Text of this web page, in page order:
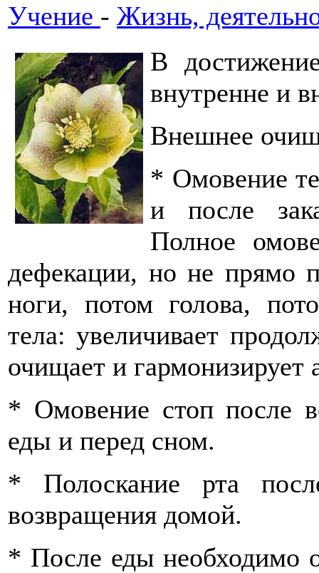
Учение - Жизнь,
В
внутренне и
Внешнее
* Омовение
и после
Полное
дефекации, но не прямо
ноги, потом голова,
тела: увеличивает
очищает и гармонизирует
* Омовение стоп после
еды и перед сном.
* Полоскание рта
возвращения домой.
* После еды необходимо